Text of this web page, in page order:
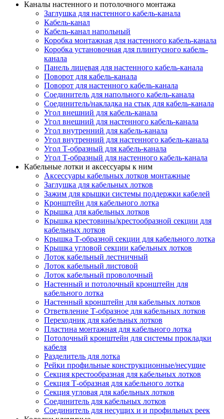
Каналы настенного и потолочного монтажа
Заглушка для настенного кабель-канала
Кабель-канал
Кабель-канал напольный
Коробка монтажная для настенного кабель-канала
Коробка установочная для плинтусного кабель-
канала
Панель лицевая для настенного кабель-канала
Поворот для кабель-канала
Поворот для настенного кабель-канала
Соединитель для напольного кабель-канала
Соединитель/накладка на стык для кабель-канала
Угол внешний для кабель-канала
Угол внешний для настенного кабель-канала
Угол внутренний для кабель-канала
Угол внутренний для настенного кабель-канала
Угол Т-образный для кабель-канала
Угол Т-образный для настенного кабель-канала
Кабельные лотки и аксессуары к ним
Аксессуары кабельных лотков монтажные
Заглушка для кабельных лотков
Зажим для крышки системы поддержки кабелей
Кронштейн для кабельного лотка
Крышка для кабельных лотков
Крышка крестовины/крестообразной секции для
кабельных лотков
Крышка Т-образной секции для кабельного лотка
Крышка угловой секции кабельных лотков
Лоток кабельный лестничный
Лоток кабельный листовой
Лоток кабельный проволочный
Настенный и потолочный кронштейн для
кабельного лотка
Настенный кронштейн для кабельных лотков
Ответвление Т-образное для кабельных лотков
Переходник для кабельных лотков
Пластина монтажная для кабельного лотка
Потолочный кронштейн для системы прокладки
кабеля
Разделитель для лотка
Рейки профильные конструкционные/несущие
Секция крестообразная для кабельных лотков
Секция Т-образная для кабельного лотка
Секция угловая для кабельных лотков
Соединитель для кабельных лотков
Соединитель для несущих и и профильных реек